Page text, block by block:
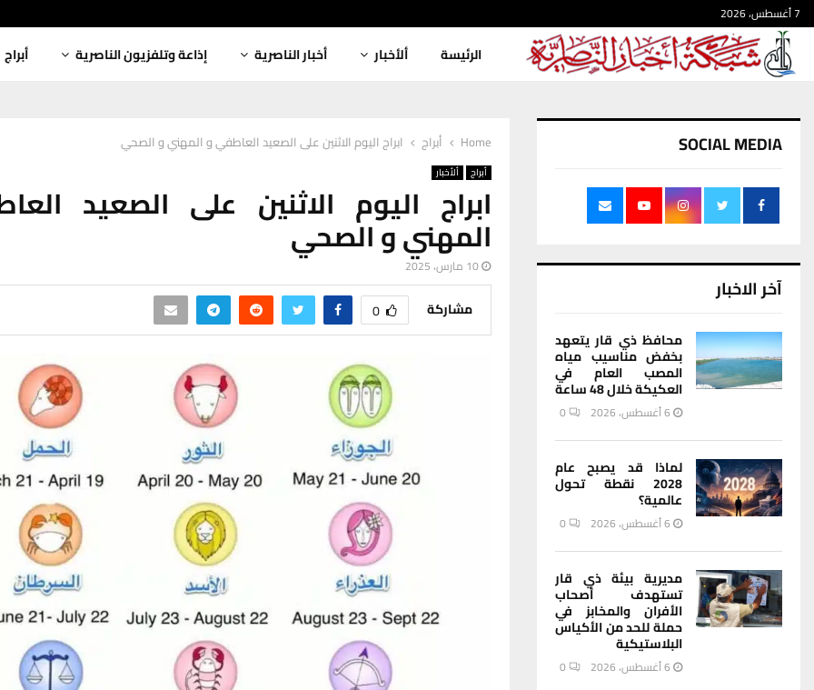
7 أغسطس، 2026
الرئيسة ألأخبار أخبار الناصرية إذاعة وتلفزيون الناصرية أبراج
Home أبراج ابراج اليوم الاثنين على الصعيد العاطفي و المهني و الصحي
أبراج ألأخبار
ابراج اليوم الاثنين على الصعيد
المهني و الصحي
10 مارس، 2025
مشاركة 0
SOCIAL MEDIA
آخر الاخبار
محافظ ذي قار يتعهد
بخفض مناسيب مياه
المصب العام في
العكيكة خلال 48 ساعة
6 أغسطس، 2026 0
لماذا قد يصبح عام
2028 نقطة تحول
عالمية؟
6 أغسطس، 2026 0
مديرية بيئة ذي قار
تستهدف أصحاب
الأفران والمخابز في
حملة للحد من الأكياس
البلاستيكية
6 أغسطس، 2026 0